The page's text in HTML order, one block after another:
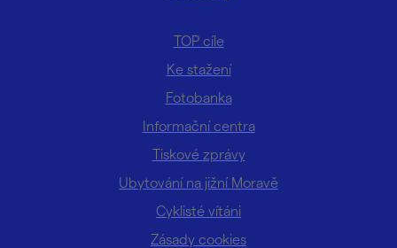
TOP cíle
Ke stažení
Fotobanka
Informační centra
Tiskové zprávy
Ubytování na jižní Moravě
Cyklisté vítáni
Zásady cookies